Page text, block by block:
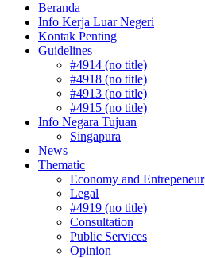
Beranda
Info Kerja Luar Negeri
Kontak Penting
Guidelines
#4914 (no title)
#4918 (no title)
#4913 (no title)
#4915 (no title)
Info Negara Tujuan
Singapura
News
Thematic
Economy and Entrepeneur
Legal
#4919 (no title)
Consultation
Public Services
Opinion